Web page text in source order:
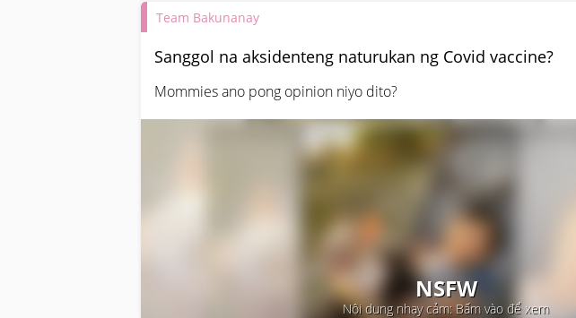
Team Bakunanay
Sanggol na aksidenteng naturukan ng Covid vaccine?
Mommies ano pong opinion niyo dito?
NSFW
Nội dung nhạy cảm: Bấm vào để xem